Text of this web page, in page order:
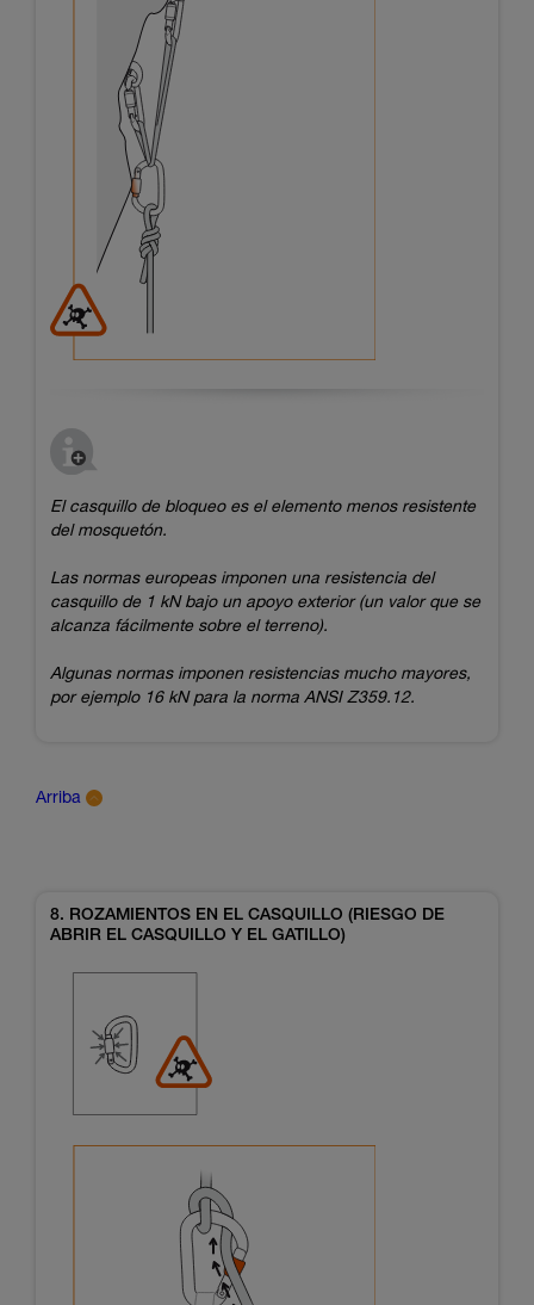
El casquillo de bloqueo es el elemento menos resistente
del mosquetón.
Las normas europeas imponen una resistencia del
casquillo de 1 kN bajo un apoyo exterior (un valor que se
alcanza fácilmente sobre el terreno).
Algunas normas imponen resistencias mucho mayores,
por ejemplo 16 kN para la norma ANSI Z359.12.
Arriba
8. ROZAMIENTOS EN EL CASQUILLO (RIESGO DE
ABRIR EL CASQUILLO Y EL GATILLO)